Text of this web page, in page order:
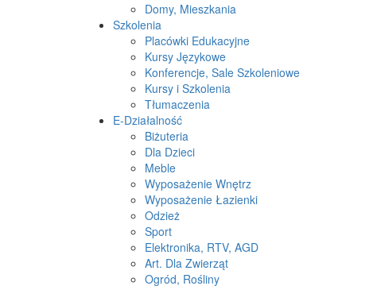
Domy, Mieszkania
Szkolenia
Placówki Edukacyjne
Kursy Językowe
Konferencje, Sale Szkoleniowe
Kursy i Szkolenia
Tłumaczenia
E-Działalność
Biżuteria
Dla Dzieci
Meble
Wyposażenie Wnętrz
Wyposażenie Łazienki
Odzież
Sport
Elektronika, RTV, AGD
Art. Dla Zwierząt
Ogród, Rośliny